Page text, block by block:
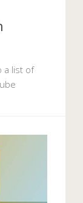
a list of